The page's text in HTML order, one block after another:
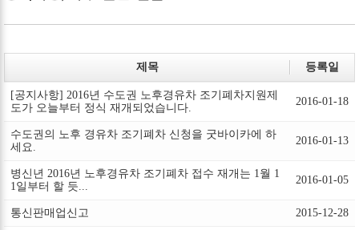
제목 등록일
[공지사항] 2016년 수도권 노후경유차 조기폐차지원제
도가 오늘부터 정식 재개되었습니다.
2016-01-18
수도권의 노후 경유차 조기폐차 신청을 굿바이카에 하
세요.
2016-01-13
병신년 2016년 노후경유차 조기폐차 접수 재개는 1월 1
1일부터 할 듯...
2016-01-05
통신판매업신고 2015-12-28